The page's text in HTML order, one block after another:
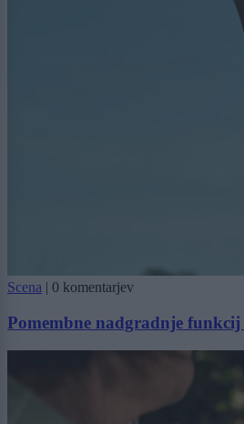
Scena | 0 komentarjev
Pomembne nadgradnje funkcij